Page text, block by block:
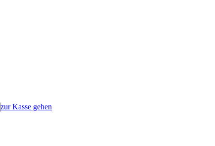
zur Kasse gehen